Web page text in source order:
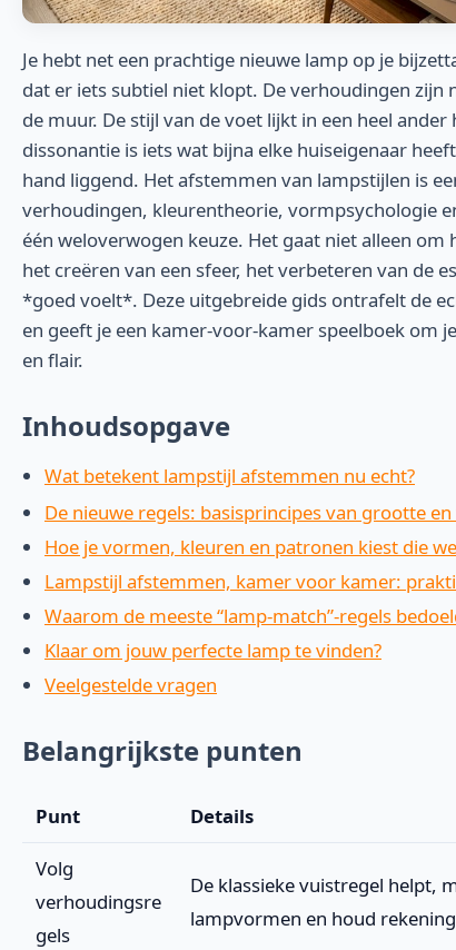
Je hebt net een prachtige nieuwe lamp op je
dat er iets subtiel niet klopt. De verhoudingen
de muur. De stijl van de voet lijkt in een heel
dissonantie is iets wat bijna elke huiseigenaar
hand liggend. Het afstemmen van lampstijlen is
verhoudingen, kleurentheorie, vormpsychologie
één weloverwogen keuze. Het gaat niet alleen
het creëren van een sfeer, het verbeteren van de
*goed voelt*. Deze uitgebreide gids ontrafelt de
en geeft je een kamer-voor-kamer speelboek om
en flair.
Inhoudsopgave
Wat betekent lampstijl afstemmen nu echt?
De nieuwe regels: basisprincipes van grootte
Hoe je vormen, kleuren en patronen kiest die
Lampstijl afstemmen, kamer voor kamer:
Waarom de meeste “lamp-match”-regels
Klaar om jouw perfecte lamp te vinden?
Veelgestelde vragen
Belangrijkste punten
Punt Details
Volg
verhoudingsre
gels
De klassieke vuistregel helpt,
lampvormen en houd